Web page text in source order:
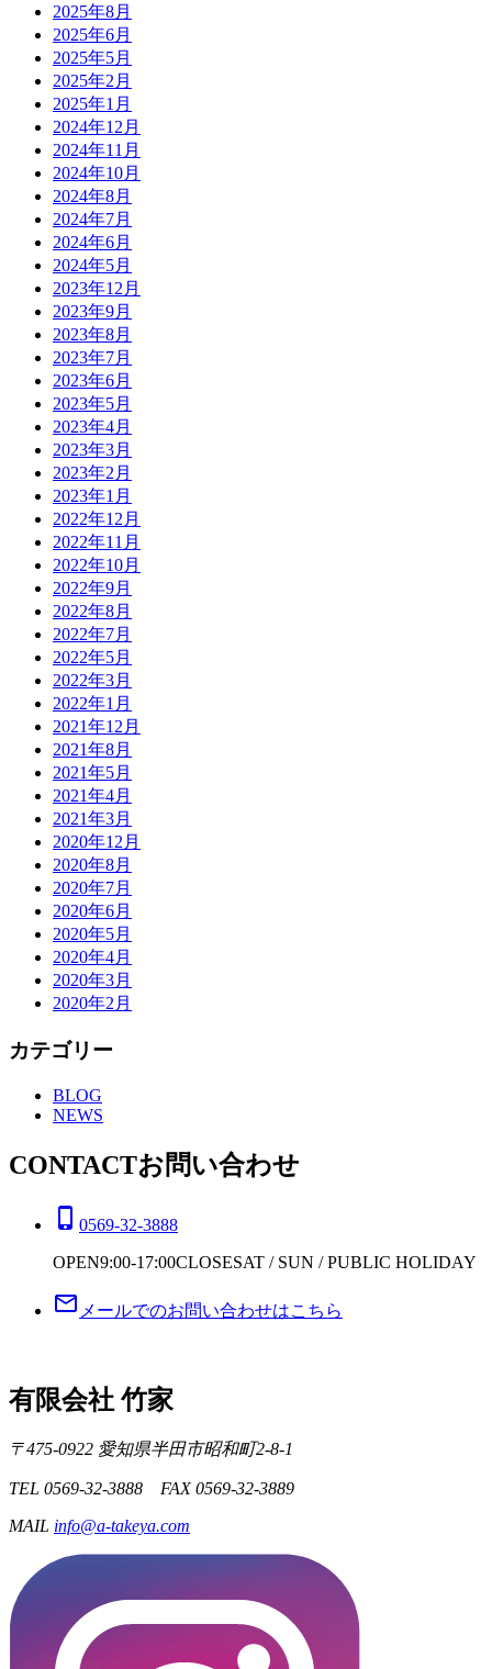
2025年8月
2025年6月
2025年5月
2025年2月
2025年1月
2024年12月
2024年11月
2024年10月
2024年8月
2024年7月
2024年6月
2024年5月
2023年12月
2023年9月
2023年8月
2023年7月
2023年6月
2023年5月
2023年4月
2023年3月
2023年2月
2023年1月
2022年12月
2022年11月
2022年10月
2022年9月
2022年8月
2022年7月
2022年5月
2022年3月
2022年1月
2021年12月
2021年8月
2021年5月
2021年4月
2021年3月
2020年12月
2020年8月
2020年7月
2020年6月
2020年5月
2020年4月
2020年3月
2020年2月
カテゴリー
BLOG
NEWS
CONTACTお問い合わせ
phone_iphone 0569-32-3888
OPEN9:00-17:00CLOSESAT / SUN / PUBLIC HOLIDAY
mail_outline メールでのお問い合わせはこちら
有限会社 竹家
〒475-0922 愛知県半田市昭和町2-8-1
TEL 0569-32-3888 FAX 0569-32-3889
MAIL info@a-takeya.com